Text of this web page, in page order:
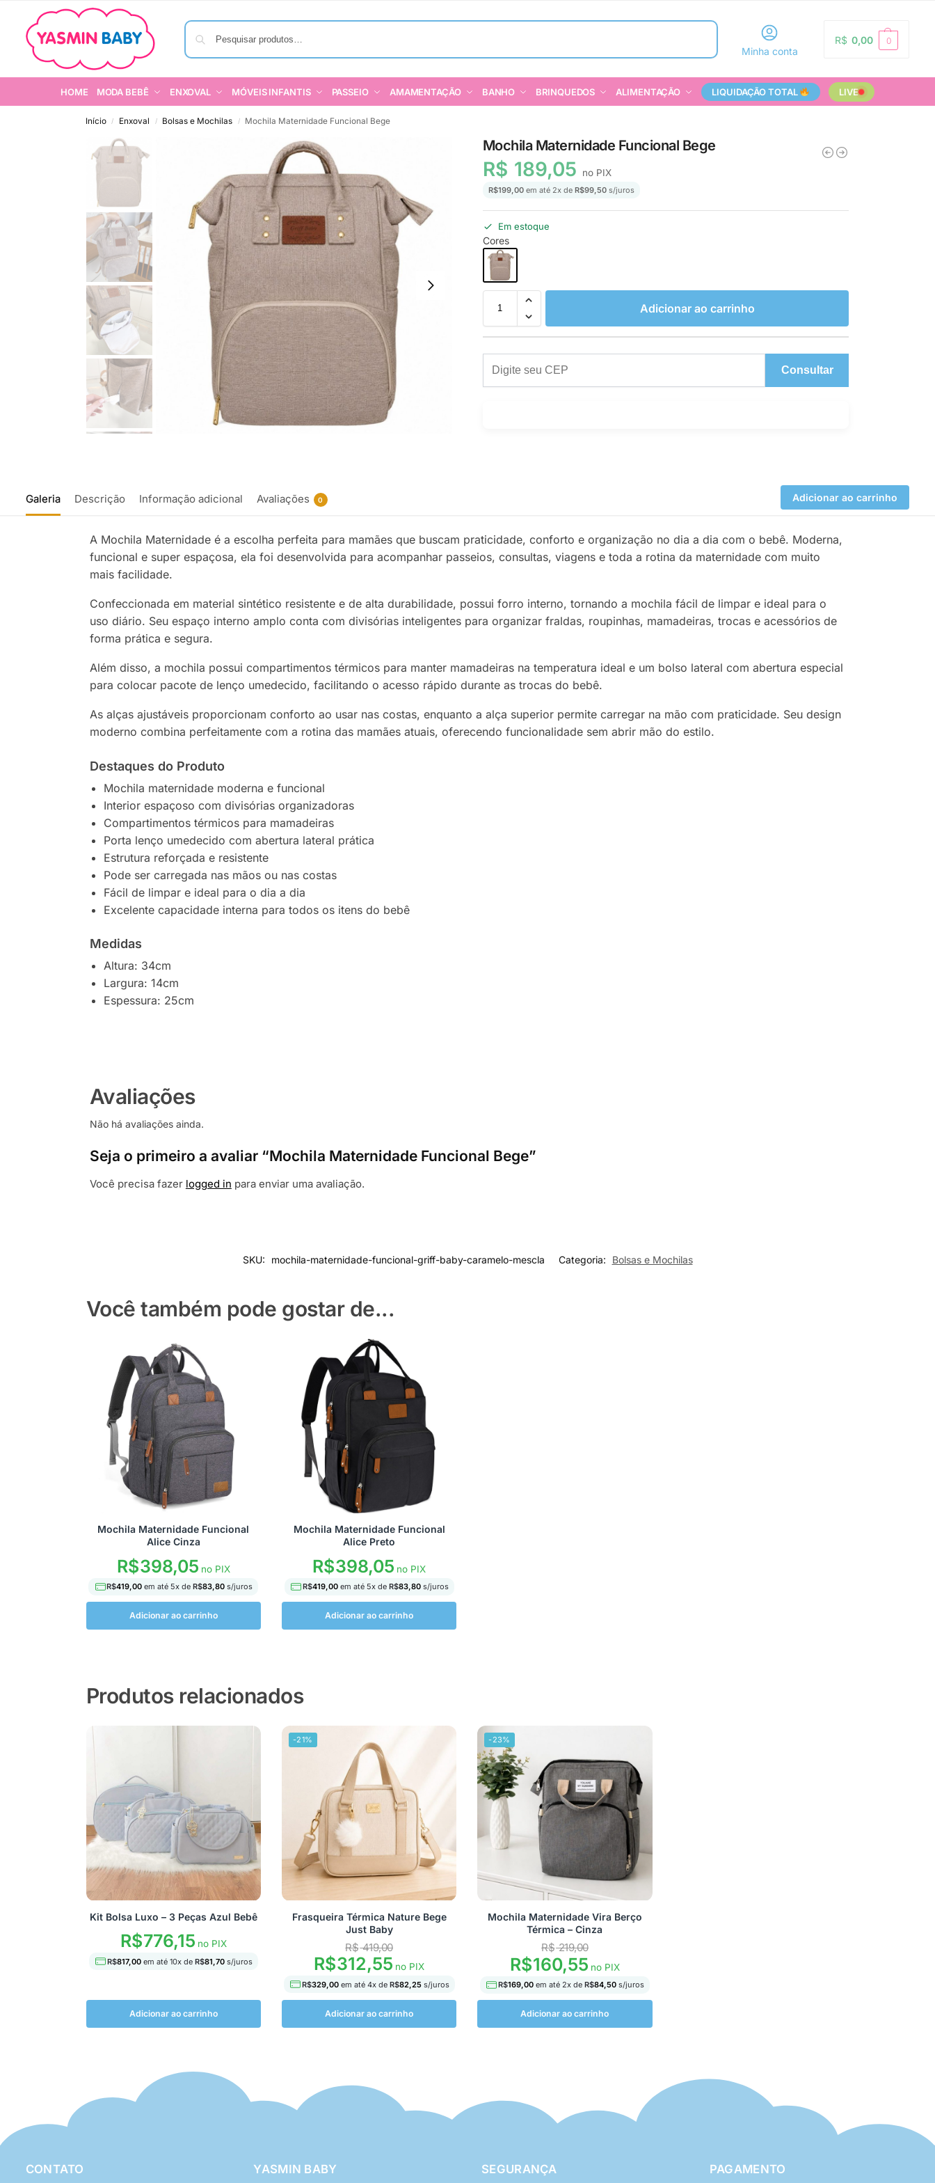
Pesquisar
Minha conta
R$ 0,00 0
HOME MODA BEBÊ ENXOVAL MÓVEIS INFANTIS PASSEIO AMAMENTAÇÃO BANHO BRINQUEDOS ALIMENTAÇÃO LIQUIDAÇÃO TOTAL LIVE
Início / Enxoval / Bolsas e Mochilas / Mochila Maternidade Funcional Bege
Mochila Maternidade Funcional Bege
R$ 189,05 no PIX
R$199,00em até 2x de R$99,50s/juros
Em estoque
Cores
Adicionar ao carrinho
Consultar
Galeria Descrição Informação adicional Avaliações 0 Adicionar ao carrinho
A Mochila Maternidade é a escolha perfeita para mamães que buscam praticidade, conforto e organização no dia a dia com o bebê. Moderna,
funcional e super espaçosa, ela foi desenvolvida para acompanhar passeios, consultas, viagens e toda a rotina da maternidade com muito
mais facilidade.
Confeccionada em material sintético resistente e de alta durabilidade, possui forro interno, tornando a mochila fácil de limpar e ideal para o
uso diário. Seu espaço interno amplo conta com divisórias inteligentes para organizar fraldas, roupinhas, mamadeiras, trocas e acessórios de
forma prática e segura.
Além disso, a mochila possui compartimentos térmicos para manter mamadeiras na temperatura ideal e um bolso lateral com abertura especial
para colocar pacote de lenço umedecido, facilitando o acesso rápido durante as trocas do bebê.
As alças ajustáveis proporcionam conforto ao usar nas costas, enquanto a alça superior permite carregar na mão com praticidade. Seu design
moderno combina perfeitamente com a rotina das mamães atuais, oferecendo funcionalidade sem abrir mão do estilo.
Destaques do Produto
Mochila maternidade moderna e funcional
Interior espaçoso com divisórias organizadoras
Compartimentos térmicos para mamadeiras
Porta lenço umedecido com abertura lateral prática
Estrutura reforçada e resistente
Pode ser carregada nas mãos ou nas costas
Fácil de limpar e ideal para o dia a dia
Excelente capacidade interna para todos os itens do bebê
Medidas
Altura: 34cm
Largura: 14cm
Espessura: 25cm
Avaliações
Não há avaliações ainda.
Seja o primeiro a avaliar “Mochila Maternidade Funcional Bege”
Você precisa fazer logged in para enviar uma avaliação.
SKU: mochila-maternidade-funcional-griff-baby-caramelo-mescla Categoria: Bolsas e Mochilas
Você também pode gostar de...
Mochila Maternidade Funcional
Alice Cinza
R$398,05no PIX
R$419,00 em até5x deR$83,80 s/juros
Adicionar ao carrinho
Mochila Maternidade Funcional
Alice Preto
R$398,05 no PIX
R$419,00 em até 5x de R$83,80s/juros
Adicionar ao carrinho
Produtos relacionados
Kit Bolsa Luxo – 3 Peças Azul Bebê
R$776,15no PIX
R$817,00 em até 10x de R$81,70s/juros
Adicionar ao carrinho
-21%
Frasqueira Térmica Nature Bege
Just Baby
R$419,00
R$312,55 no PIX
R$329,00 em até 4x de R$82,25s/juros
Adicionar ao carrinho
-23%
Mochila Maternidade Vira Berço
Térmica – Cinza
R$219,00
R$160,55no PIX
R$169,00 em até 2x de R$84,50s/juros
Adicionar ao carrinho
CONTATO YASMIN BABY SEGURANÇA PAGAMENTO